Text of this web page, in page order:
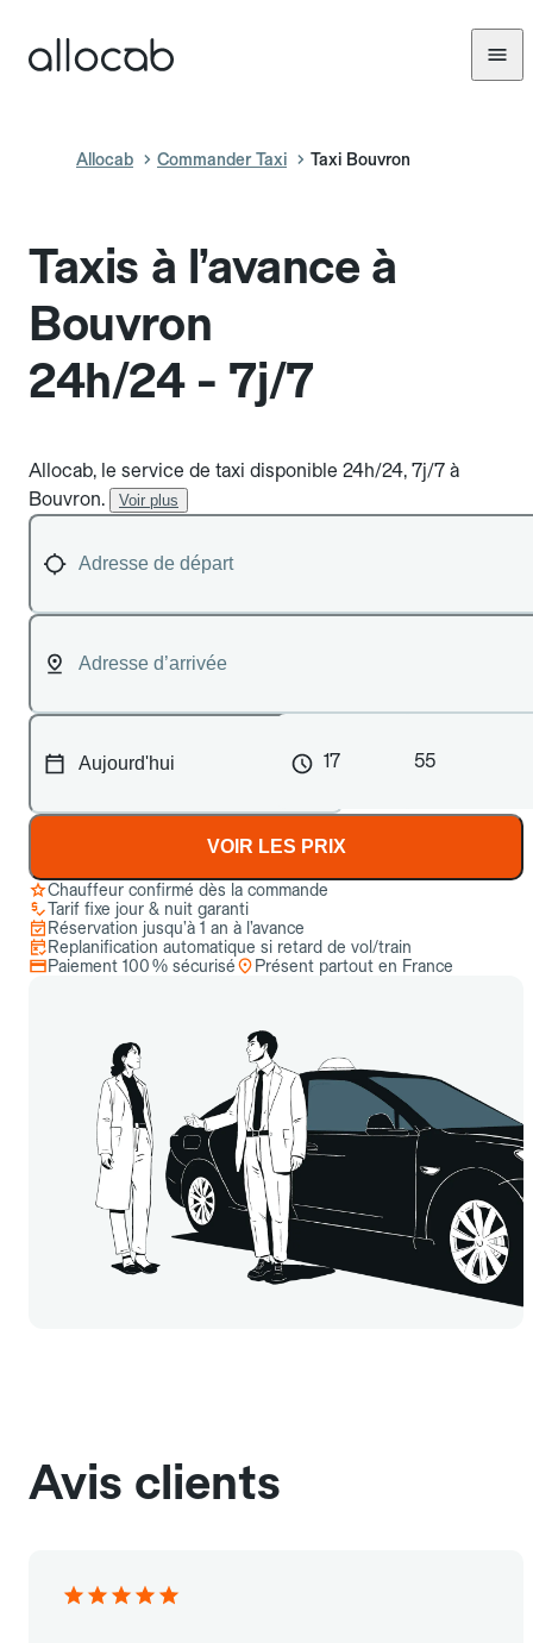
Allocab Commander Taxi Taxi Bouvron
Taxis à l’avance à
Bouvron
24h/24 - 7j/7
Allocab, le service de taxi disponible 24h/24, 7j/7 à
Bouvron.
Voir plus
17 55
VOIR LES PRIX
Chauffeur confirmé dès la commande
Tarif fixe jour & nuit garanti
Réservation jusqu’à 1 an à l’avance
Replanification automatique si retard de vol/train
Paiement 100 % sécurisé
Présent partout en France
Avis clients